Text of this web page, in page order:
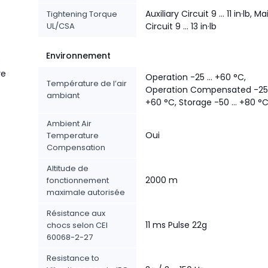
Tightening Torque
UL/CSA
Auxiliary Circuit 9 ... 11 in·lb,
Circuit 9 ... 13 in·lb
Environnement
Température de l’air
ambiant
Operation -25 ... +60 °C,
Operation Compensated -25
+60 °C, Storage -50 ... +80 °C
Ambient Air
Temperature
Compensation
Oui
Altitude de
fonctionnement
maximale autorisée
2000 m
Résistance aux
chocs selon CEI
60068-2-27
11 ms Pulse 22g
Resistance to